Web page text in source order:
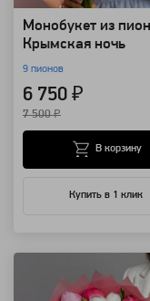
Монобукет из
Крымская ночь
9 пионов
6 750 ₽
7 500 ₽
Купить в 1 клик
В корзину